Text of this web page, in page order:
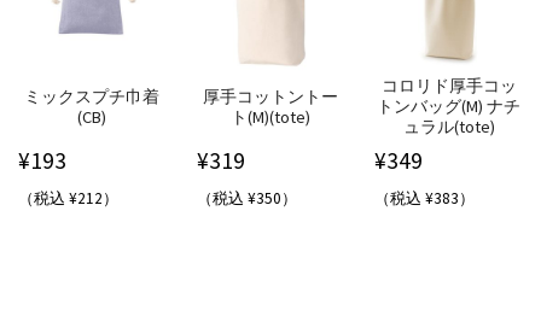
ミックスプチ巾着
(CB)
¥193
（税込 ¥212）
厚手コットントー
ト(M)(tote)
¥319
（税込 ¥350）
コロリド厚手コッ
トンバッグ(M) ナチ
ュラル(tote)
¥349
（税込 ¥383）